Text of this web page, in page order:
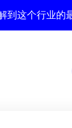
到这个行业的